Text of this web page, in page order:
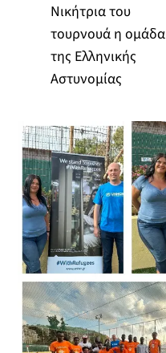
Νικήτρια του
τουρνουά η ομάδα
της Ελληνικής
Αστυνομίας